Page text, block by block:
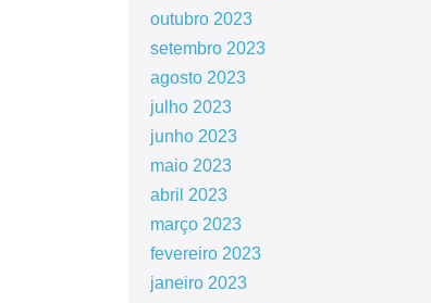
outubro 2023
setembro 2023
agosto 2023
julho 2023
junho 2023
maio 2023
abril 2023
março 2023
fevereiro 2023
janeiro 2023